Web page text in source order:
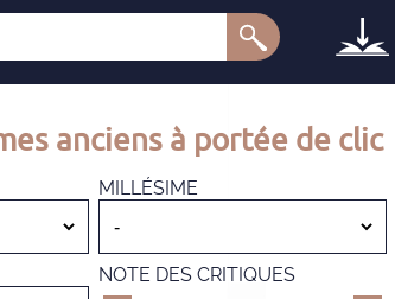
anciens à portée de clic
MILLÉSIME
NOTE DES CRITIQUES